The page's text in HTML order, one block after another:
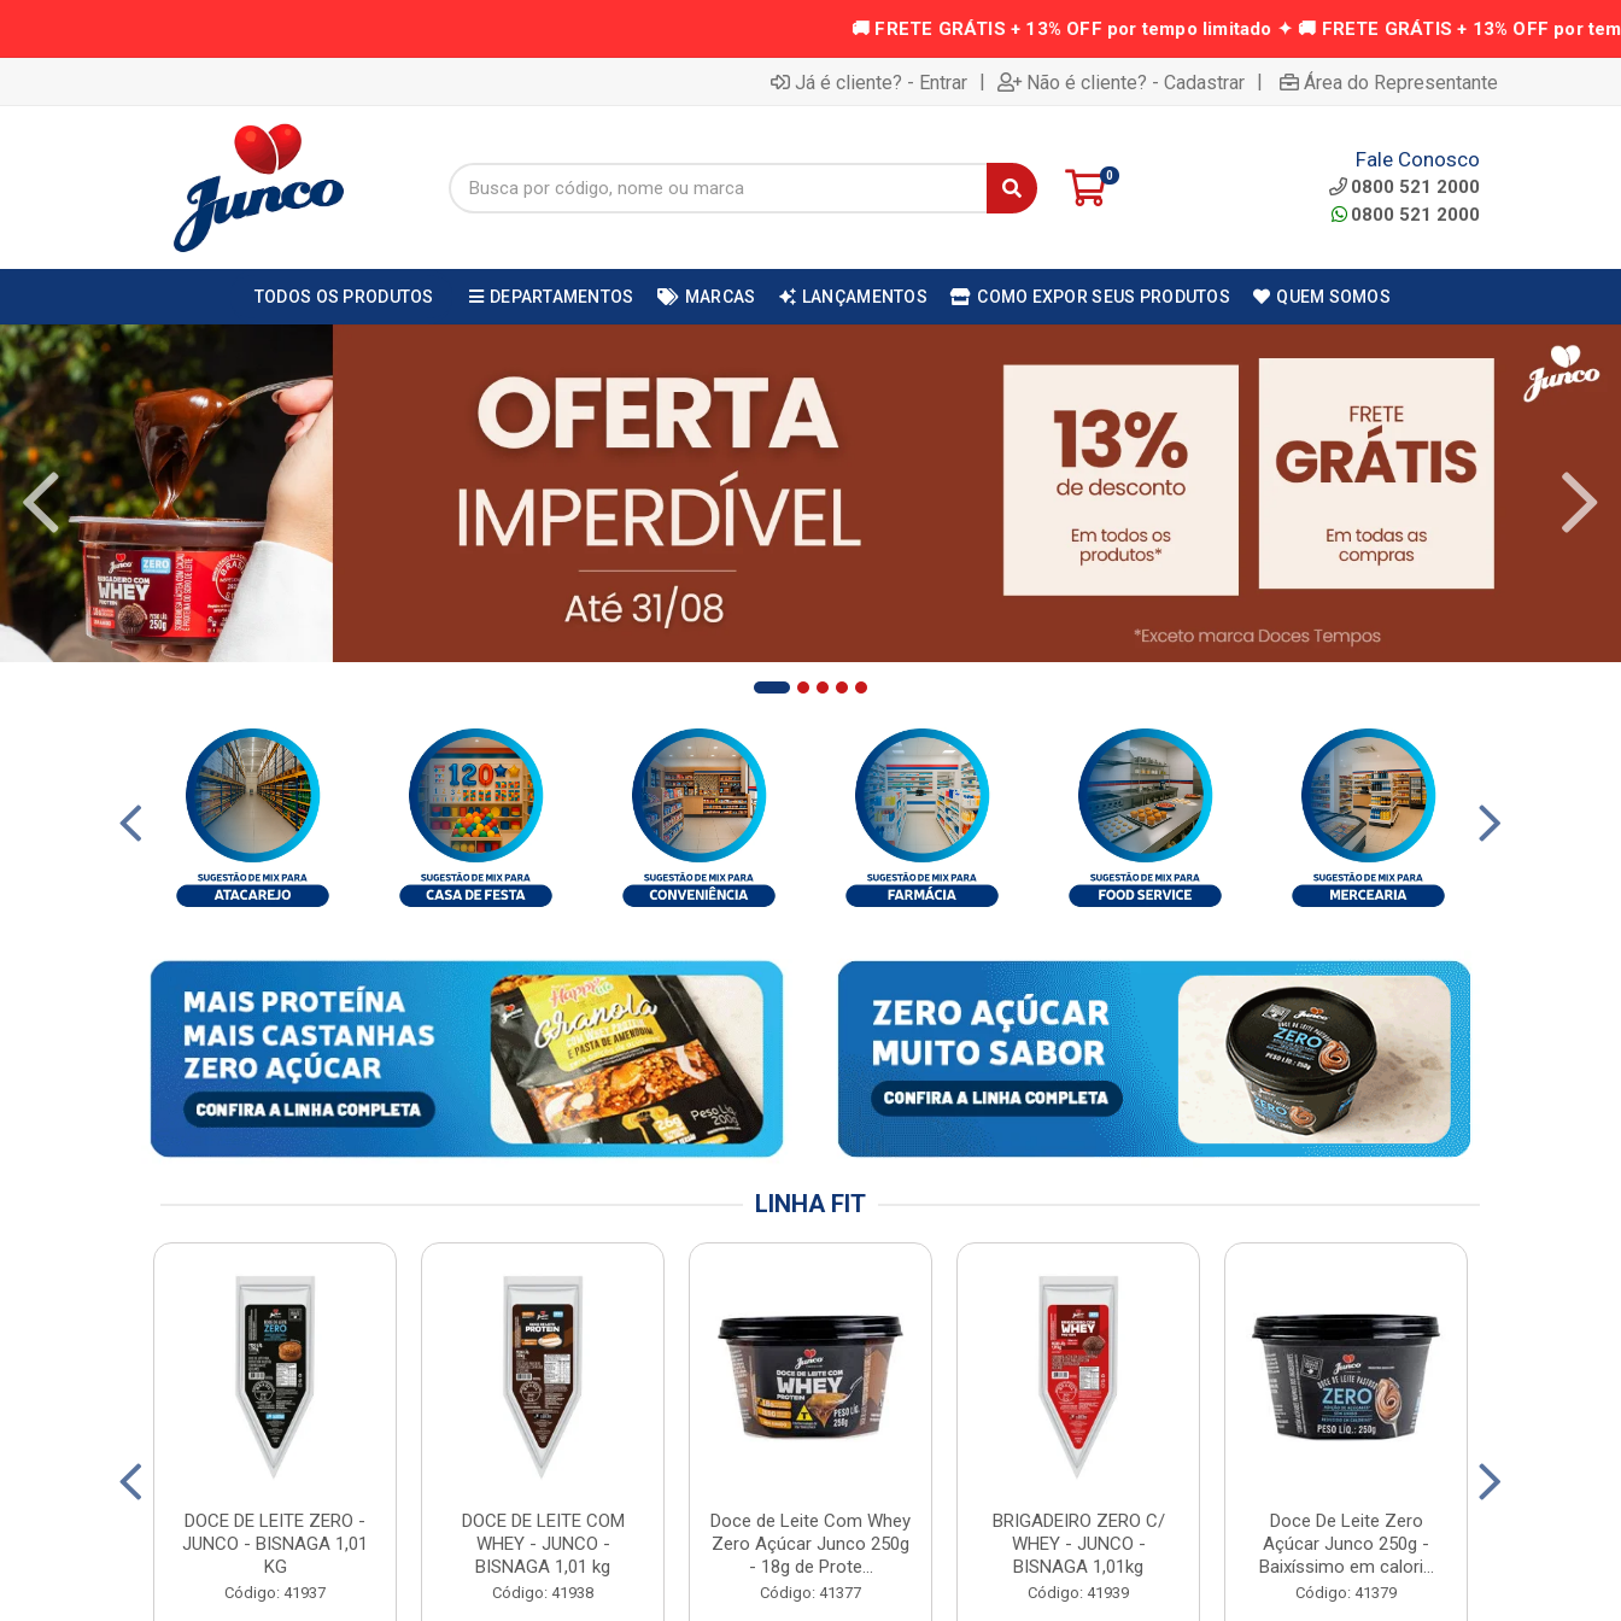
Já é cliente? - Entrar | Não é cliente? - Cadastrar | Área do Representante
0
Fale Conosco
0800 521 2000
0800 521 2000
TODOS OS PRODUTOS DEPARTAMENTOS MARCAS LANÇAMENTOS COMO EXPOR SEUS PRODUTOS QUEM SOMOS
LINHA FIT
DOCE DE LEITE ZERO -
JUNCO - BISNAGA 1,01
KG
Código: 41937
DOCE DE LEITE COM
WHEY - JUNCO -
BISNAGA 1,01 kg
Código: 41938
Doce de Leite Com Whey
Zero Açúcar Junco 250g
- 18g de Prote...
Código: 41377
BRIGADEIRO ZERO C/
WHEY - JUNCO -
BISNAGA 1,01kg
Código: 41939
Doce De Leite Zero
Açúcar Junco 250g -
Baixíssimo em calori...
Código: 41379